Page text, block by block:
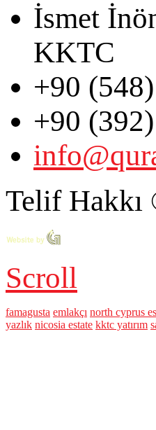
İsmet
KKTC
+90
+90
Telif Hakkı
Scroll
famagusta emlakçı north cyprus
yazlık nicosia estate kktc yatırım